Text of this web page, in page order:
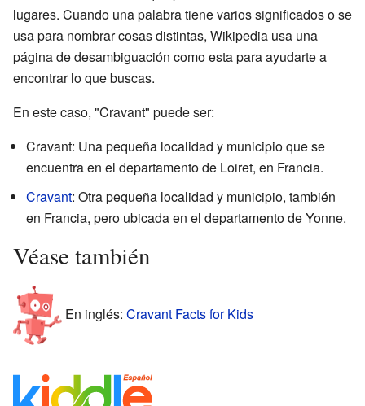
lugares. Cuando una palabra tiene varios significados o se
usa para nombrar cosas distintas, Wikipedia usa una
página de desambiguación como esta para ayudarte a
encontrar lo que buscas.
En este caso, "Cravant" puede ser:
Cravant: Una pequeña localidad y municipio que se
encuentra en el departamento de Loiret, en Francia.
Cravant: Otra pequeña localidad y municipio, también
en Francia, pero ubicada en el departamento de Yonne.
Véase también
En inglés: Cravant Facts for Kids